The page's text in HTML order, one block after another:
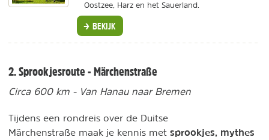
Oostzee, Harz en het Sauerland.
BEKIJK
2. Sprookjesroute - Märchenstraße
Circa 600 km - Van Hanau naar Bremen
Tijdens een rondreis over de Duitse
Märchenstraße maak je kennis met sprookjes, mythes